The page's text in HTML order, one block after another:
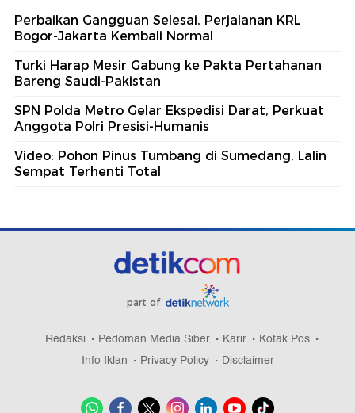
Perbaikan Gangguan Selesai, Perjalanan KRL
Bogor-Jakarta Kembali Normal
Turki Harap Mesir Gabung ke Pakta Pertahanan
Bareng Saudi-Pakistan
SPN Polda Metro Gelar Ekspedisi Darat, Perkuat
Anggota Polri Presisi-Humanis
Video: Pohon Pinus Tumbang di Sumedang, Lalin
Sempat Terhenti Total
part of
Redaksi Pedoman Media Siber Karir
Kotak Pos
Info Iklan
Privacy Policy Disclaimer